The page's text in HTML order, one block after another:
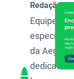
Redação
Equipe de
da Aegro,
dedicada a